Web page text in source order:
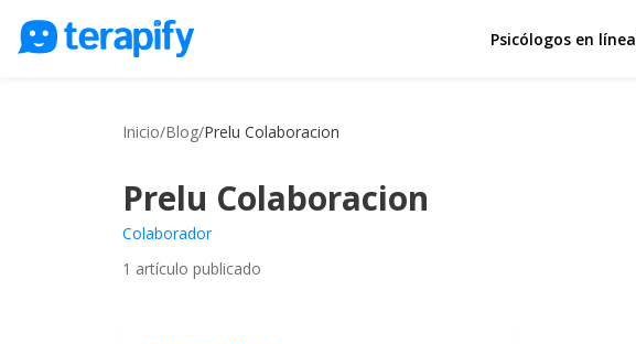
Psicólogos en línea
Inicio/Blog/Prelu Colaboracion
Prelu Colaboracion
Colaborador
1 artículo publicado